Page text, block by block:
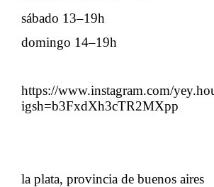
sábado 13–19h
domingo 14–19h
https://www.instagram.com/
igsh=b3FxdXh3cTR2MXpp
la plata, provincia de buenos aires